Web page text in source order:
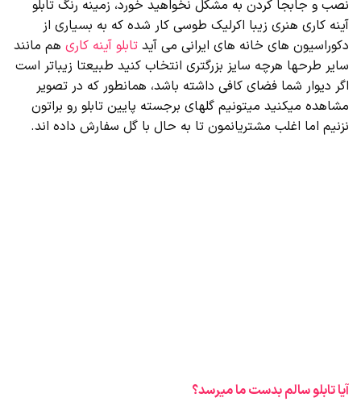
نصب و جابجا کردن به مشکل نخواهید خورد، زمینه رنگ تابلو
آینه کاری هنری زیبا اکرلیک طوسی کار شده که به بسیاری از
دکوراسیون های خانه های ایرانی می آید تابلو آینه کاری هم مانند
سایر طرحها هرچه سایز بزرگتری انتخاب کنید طبیعتا زیباتر است
اگر دیوار شما فضای کافی داشته باشد، همانطور که در تصویر
مشاهده میکنید میتونیم گلهای برجسته پایین تابلو رو براتون
نزنیم اما اغلب مشتریانمون تا به حال با گل سفارش داده اند.
آیا تابلو سالم بدست ما میرسد؟